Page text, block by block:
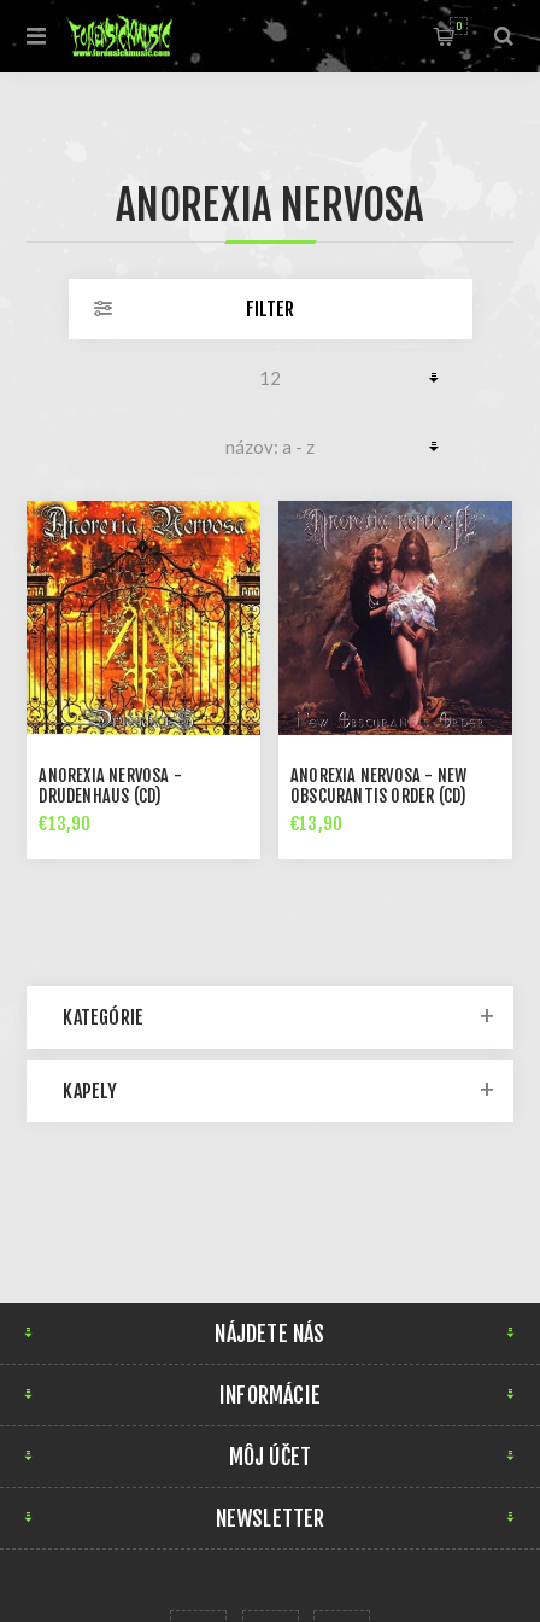
0
ANOREXIA NERVOSA
FILTER
ANOREXIA NERVOSA -
DRUDENHAUS (CD)
€13,90
ANOREXIA NERVOSA - NEW
OBSCURANTIS ORDER (CD)
€13,90
KATEGÓRIE
KAPELY
NÁJDETE NÁS
INFORMÁCIE
MÔJ ÚČET
NEWSLETTER